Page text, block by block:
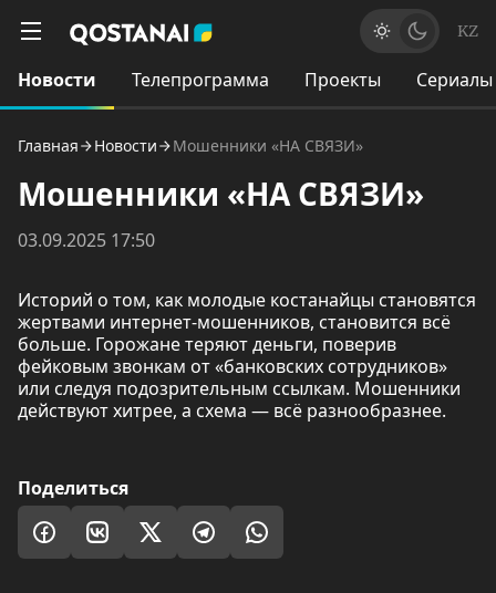
KZ
Новости Телепрограмма Проекты Сериалы
Главная Новости Мошенники «НА СВЯЗИ»
Мошенники «НА СВЯЗИ»
03.09.2025 17:50
Историй о том, как молодые костанайцы становятся
жертвами интернет-мошенников, становится всё
больше. Горожане теряют деньги, поверив
фейковым звонкам от «банковских сотрудников»
или следуя подозрительным ссылкам. Мошенники
действуют хитрее, а схема — всё разнообразнее.
Поделиться